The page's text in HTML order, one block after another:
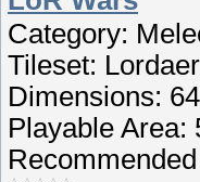
Category:
Tileset:
Dimensions:
Playable Area: